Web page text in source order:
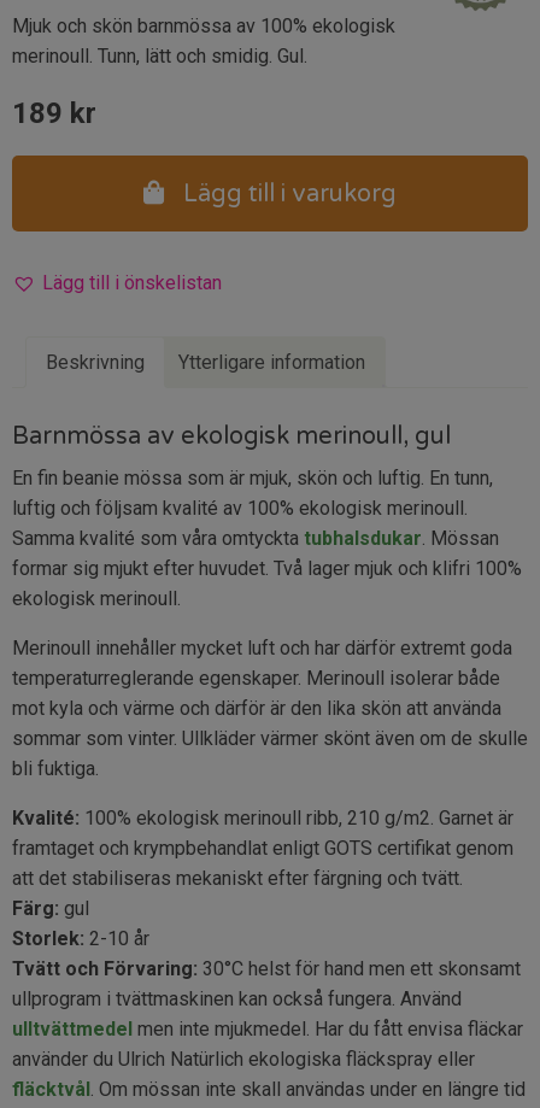
Mjuk och skön barnmössa av 100% ekologisk
merinoull. Tunn, lätt och smidig. Gul.
189 kr
Lägg till i varukorg
Lägg till i önskelistan
Beskrivning Ytterligare information
Barnmössa av ekologisk merinoull, gul
En fin beanie mössa som är mjuk, skön och luftig. En tunn,
luftig och följsam kvalité av 100% ekologisk merinoull.
Samma kvalité som våra omtyckta tubhalsdukar. Mössan
formar sig mjukt efter huvudet. Två lager mjuk och klifri 100%
ekologisk merinoull.
Merinoull innehåller mycket luft och har därför extremt goda
temperaturreglerande egenskaper. Merinoull isolerar både
mot kyla och värme och därför är den lika skön att använda
sommar som vinter. Ullkläder värmer skönt även om de skulle
bli fuktiga.
Kvalité: 100% ekologisk merinoull ribb, 210 g/m2. Garnet är
framtaget och krympbehandlat enligt GOTS certifikat genom
att det stabiliseras mekaniskt efter färgning och tvätt.
Färg: gul
Storlek: 2-10 år
Tvätt och Förvaring: 30°C helst för hand men ett skonsamt
ullprogram i tvättmaskinen kan också fungera. Använd
ulltvättmedel men inte mjukmedel. Har du fått envisa fläckar
använder du Ulrich Natürlich ekologiska fläckspray eller
fläcktvål. Om mössan inte skall användas under en längre tid